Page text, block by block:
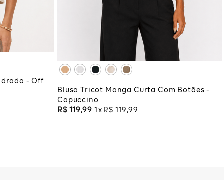
- Off
P
XGG
ADICIONAR À SACOLA
Blusa Tricot Manga Curta Com Botões -
Capuccino
R$ 119,99 1 R$ 119 ,99